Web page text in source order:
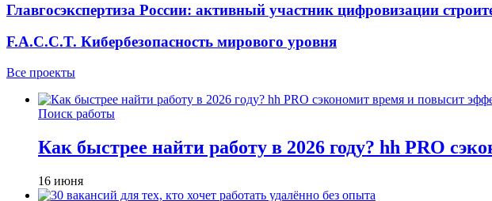
Главгосэкспертиза России: активный участник цифровизации
F.A.C.C.T. Кибербезопасность мирового уровня
Все проекты
Поиск работы
Как быстрее найти работу в 2026 году? hh PRO
16 июня